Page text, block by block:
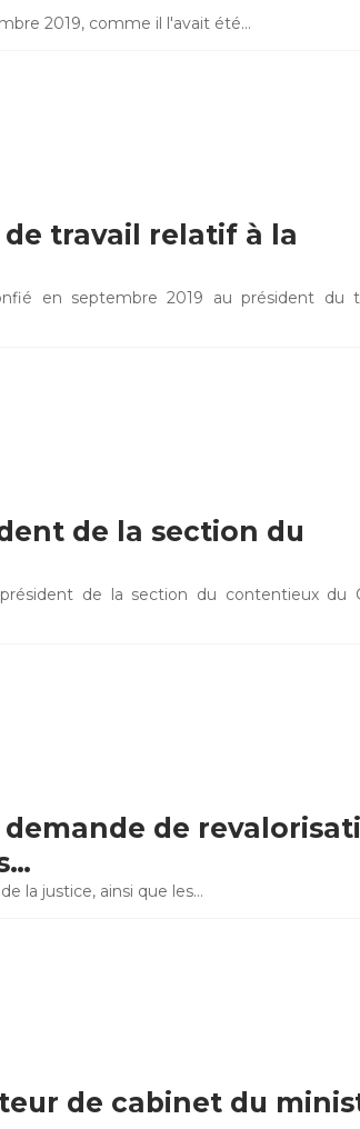
2019, comme il l'avait été…
travail relatif à la
en septembre 2019 au président du
de la section du
de la section du contentieux du
de
la justice, ainsi que les…
de cabinet du